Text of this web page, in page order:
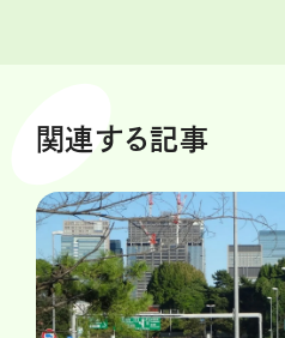
関連する記事